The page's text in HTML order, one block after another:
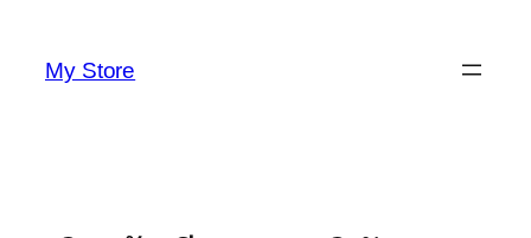
content
My Store